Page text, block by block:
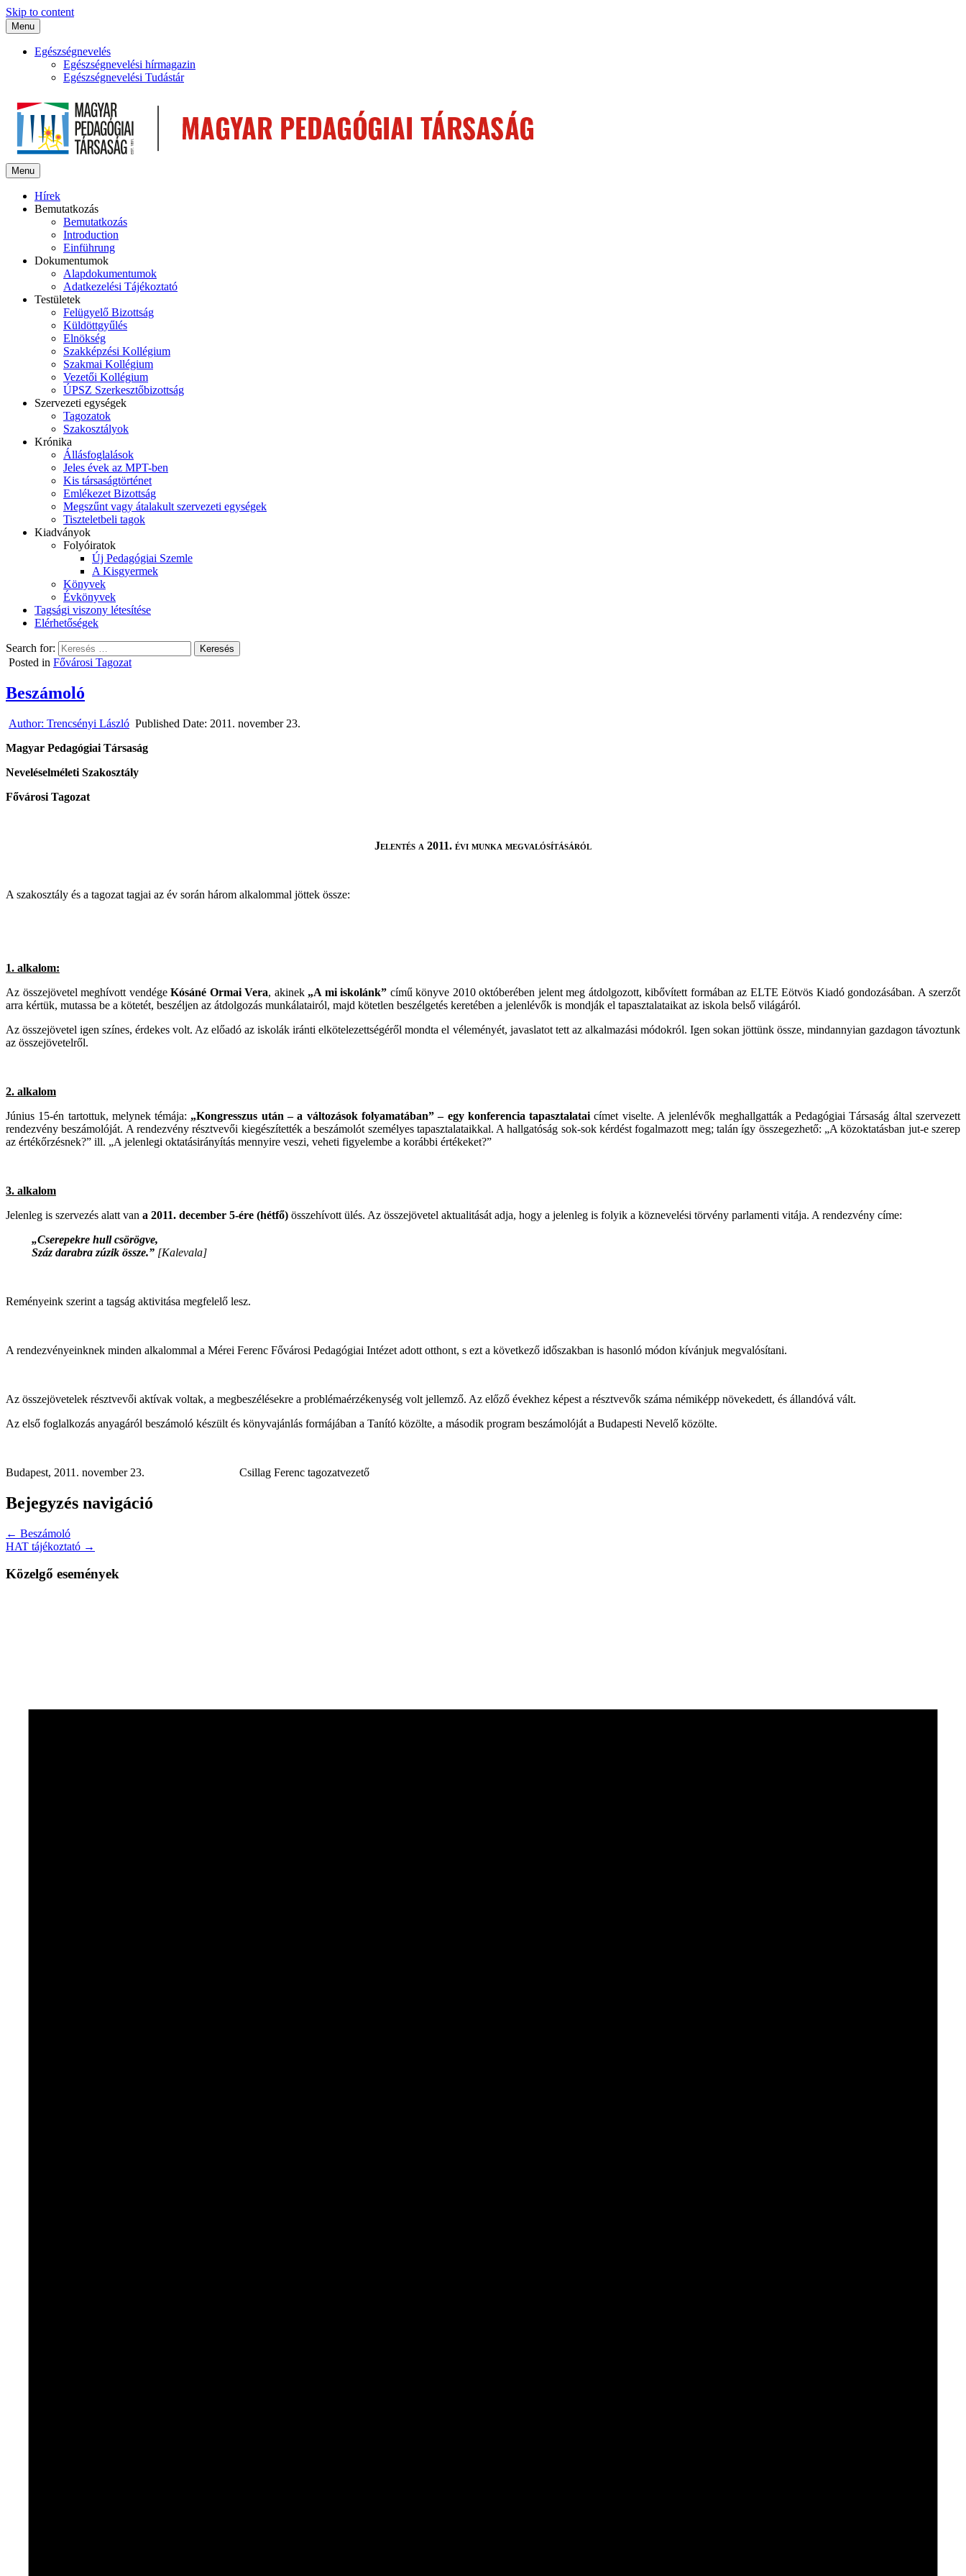
Skip to content
Menu
Egészségnevelés
Egészségnevelési hírmagazin
Egészségnevelési Tudástár
Menu
Hírek
Bemutatkozás
Bemutatkozás
Introduction
Einführung
Dokumentumok
Alapdokumentumok
Adatkezelési Tájékoztató
Testületek
Felügyelő Bizottság
Küldöttgyűlés
Elnökség
Szakképzési Kollégium
Szakmai Kollégium
Vezetői Kollégium
ÚPSZ Szerkesztőbizottság
Szervezeti egységek
Tagozatok
Szakosztályok
Krónika
Állásfoglalások
Jeles évek az MPT-ben
Kis társaságtörténet
Emlékezet Bizottság
Megszűnt vagy átalakult szervezeti egységek
Tiszteletbeli tagok
Kiadványok
Folyóiratok
Új Pedagógiai Szemle
A Kisgyermek
Könyvek
Évkönyvek
Tagsági viszony létesítése
Elérhetőségek
Search for:
Posted in Fővárosi Tagozat
Beszámoló
Author: Trencsényi László Published Date: 2011. november 23.
Magyar Pedagógiai Társaság
Neveléselméleti Szakosztály
Fővárosi Tagozat
Jelentés a 2011. évi munka megvalósításáról
A szakosztály és a tagozat tagjai az év során három alkalommal jöttek össze:
1. alkalom:
Az összejövetel meghívott vendége Kósáné Ormai Vera, akinek „A mi iskolánk” című könyve 2010 októberében jelent meg átdolgozott, kibővített formában az ELTE Eötvös Kiadó gondozásában. A szerzőt
arra kértük, mutassa be a kötetét, beszéljen az átdolgozás munkálatairól, majd kötetlen beszélgetés keretében a jelenlévők is mondják el tapasztalataikat az iskola belső világáról.
Az összejövetel igen színes, érdekes volt. Az előadó az iskolák iránti elkötelezettségéről mondta el véleményét, javaslatot tett az alkalmazási módokról. Igen sokan jöttünk össze, mindannyian gazdagon távoztunk
az összejövetelről.
2. alkalom
Június 15-én tartottuk, melynek témája: „Kongresszus után – a változások folyamatában” – egy konferencia tapasztalataicímet viselte. A jelenlévők meghallgatták a Pedagógiai Társaság által szervezett
rendezvény beszámolóját. A rendezvény résztvevői kiegészítették a beszámolót személyes tapasztalataikkal. A hallgatóság sok-sok kérdést fogalmazott meg; talán így összegezhető: „A közoktatásban jut-e szerep
az értékőrzésnek?” ill. „A jelenlegi oktatásirányítás mennyire veszi, veheti figyelembe a korábbi értékeket?”
3. alkalom
Jelenleg is szervezés alatt van a 2011. december 5-ére (hétfő) összehívott ülés. Az összejövetel aktualitását adja, hogy a jelenleg is folyik a köznevelési törvény parlamenti vitája. A rendezvény címe:
„Cserepekre hull csörögve,
Száz darabra zúzik össze.” [Kalevala]
Reményeink szerint a tagság aktivitása megfelelő lesz.
A rendezvényeinknek minden alkalommal a Mérei Ferenc Fővárosi Pedagógiai Intézet adott otthont, s ezt a következő időszakban is hasonló módon kívánjuk megvalósítani.
Az összejövetelek résztvevői aktívak voltak, a megbeszélésekre a problémaérzékenység volt jellemző. Az előző évekhez képest a résztvevők száma némiképp növekedett, és állandóvá vált.
Az első foglalkozás anyagáról beszámoló készült és könyvajánlás formájában a Tanító közölte, a második program beszámolóját a Budapesti Nevelő közölte.
Budapest, 2011. november 23. Csillag Ferenc tagozatvezető
Bejegyzés navigáció
← Beszámoló
HAT tájékoztató →
Közelgő események